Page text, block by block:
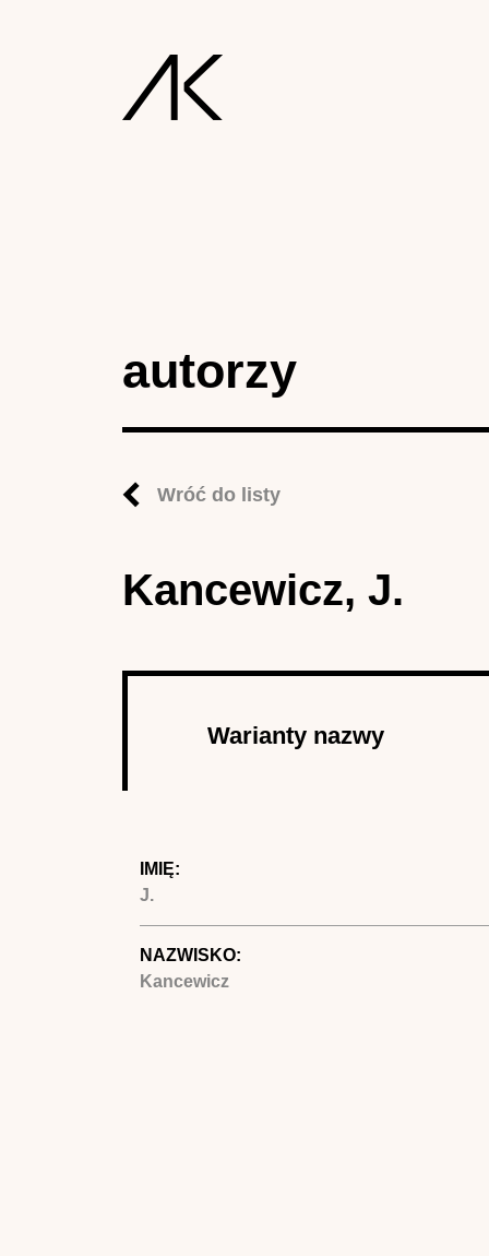
autorzy
Wróć do listy
Kancewicz, J.
AutorWarianty nazwy
IMIĘ:
J.
NAZWISKO:
Kancewicz